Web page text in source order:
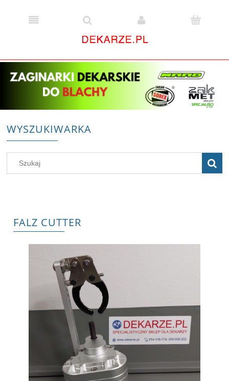
WYSZUKIWARKA
FALZ CUTTER